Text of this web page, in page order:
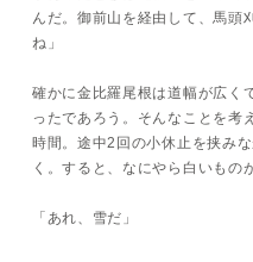
んだ。御前山を経由して、馬頭
ね」
確かに金比羅尾根は道幅が広く
ったであろう。そんなことを考
時間。途中2回の小休止を挟み
く。すると、なにやら白いもの
「あれ、雪だ」